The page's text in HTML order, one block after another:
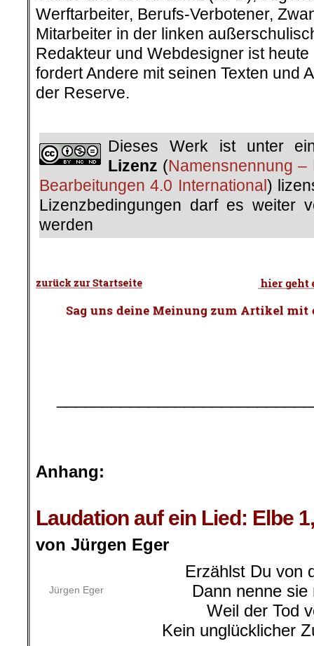
Werftarbeiter, Berufs-Verbotener,
Mitarbeiter in der linken
Redakteur und Webdesigner ist
fordert Andere mit seinen Texten und
der Reserve.
Dieses Werk ist unter
Lizenz (Namensnennung
Bearbeitungen 4.0 International)
Lizenzbedingungen darf es weiter
werden
Anhang:
Laudation auf ein Lied: Elbe
von Jürgen Eger
Jürgen Eger
Erzählst Du von
Dann nenne
Weil der Tod
Kein unglücklicher